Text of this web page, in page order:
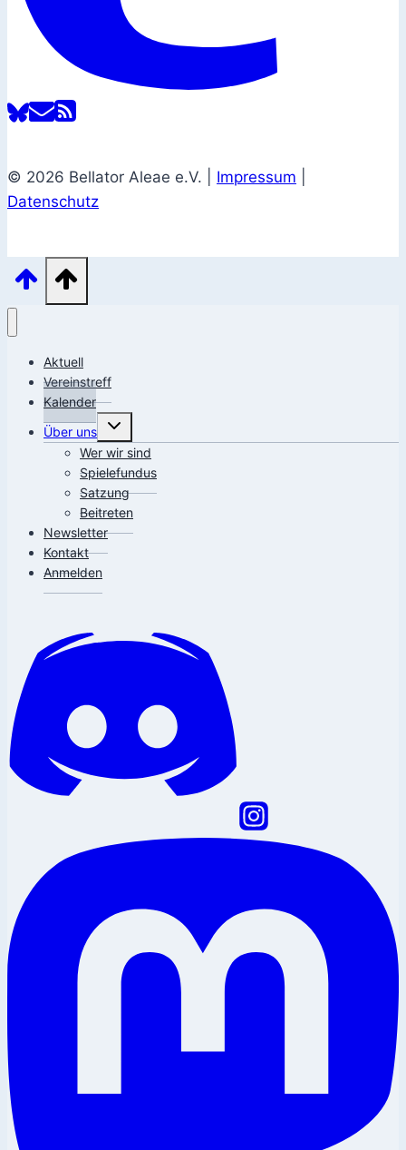
© 2026 Bellator Aleae e.V. | Impressum
Datenschutz
Aktuell
Vereinstreff
Kalender
Über uns
Untermenü
Wer wir sind
Spielefundus
Satzung
Beitreten
Newsletter
Kontakt
Anmelden